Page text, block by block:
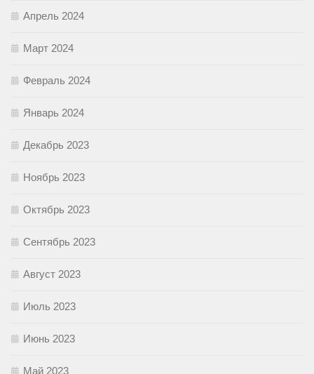
Апрель 2024
Март 2024
Февраль 2024
Январь 2024
Декабрь 2023
Ноябрь 2023
Октябрь 2023
Сентябрь 2023
Август 2023
Июль 2023
Июнь 2023
Май 2023